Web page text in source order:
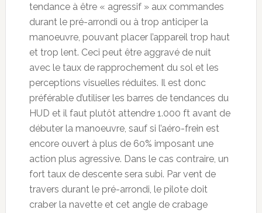
tendance à être « agressif » aux commandes
durant le pré-arrondi ou à trop anticiper la
manoeuvre, pouvant placer l’appareil trop haut
et trop lent. Ceci peut être aggravé de nuit
avec le taux de rapprochement du sol et les
perceptions visuelles réduites. Il est donc
préférable d’utiliser les barres de tendances du
HUD et il faut plutôt attendre 1.000 ft avant de
débuter la manoeuvre, sauf si l’aéro-frein est
encore ouvert à plus de 60% imposant une
action plus agressive. Dans le cas contraire, un
fort taux de descente sera subi. Par vent de
travers durant le pré-arrondi, le pilote doit
craber la navette et cet angle de crabage